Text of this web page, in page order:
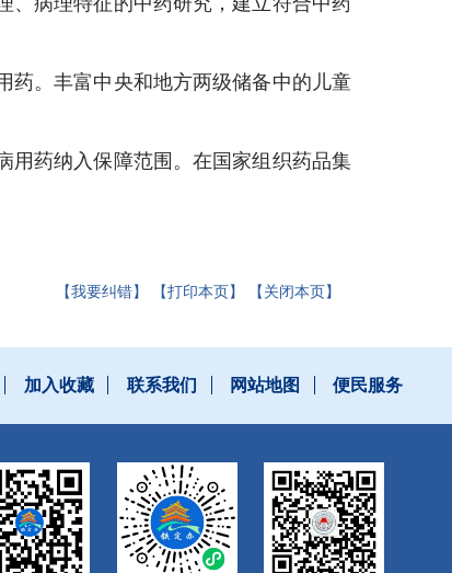
药。丰富中央和地方两级储备中的儿童
用药纳入保障范围。在国家组织药品集
【我要纠错】 【打印本页】 【关闭本页】
加入收藏 联系我们 网站地图 便民服务